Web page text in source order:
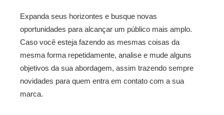
Expanda seus horizontes e busque novas
oportunidades para alcançar um público mais amplo.
Caso você esteja fazendo as mesmas coisas da
mesma forma repetidamente, analise e mude alguns
objetivos da sua abordagem, assim trazendo sempre
novidades para quem entra em contato com a sua
marca.